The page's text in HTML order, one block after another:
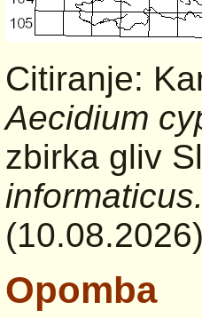
Citiranje:
Aecidium
zbirka gliv
Opomba